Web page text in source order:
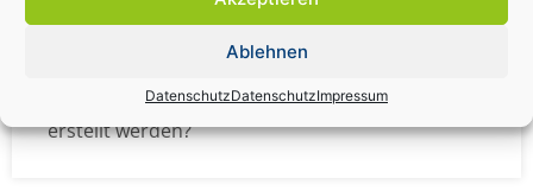
Ablehnen
DatenschutzDatenschutzImpressum
Wie müssen die Druckdateien angelegt /
erstellt werden?